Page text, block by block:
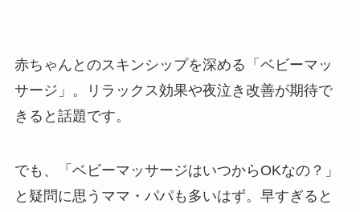
赤ちゃんとのスキンシップを深める「ベビーマッ
サージ」。リラックス効果や夜泣き改善が期待で
きると話題です。
でも、「ベビーマッサージはいつからOKなの？」
と疑問に思うママ・パパも多いはず。早すぎると